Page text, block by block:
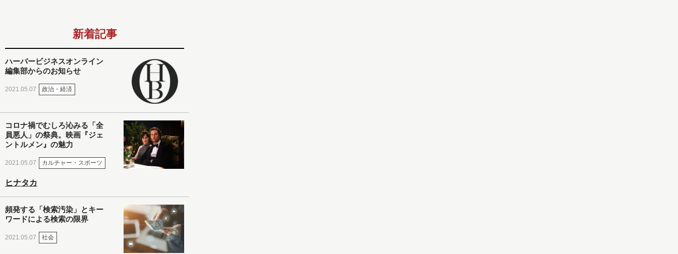
新着記事
ハーバービジネスオンライン
編集部からのお知らせ
2021.05.07 政治・経済
コロナ禍でむしろ沁みる「全
員悪人」の祭典。映画『ジェ
ントルメン』の魅力
2021.05.07 カルチャー・スポーツ
ヒナタカ
頻発する「検索汚染」とキー
ワードによる検索の限界
2021.05.07 社会